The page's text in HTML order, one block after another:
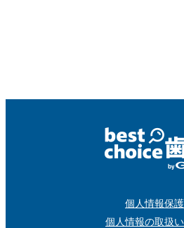
個人情報保
個人情報の取扱